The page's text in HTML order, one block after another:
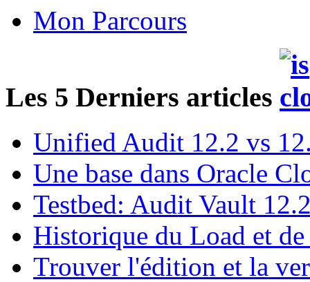
Mon Parcours
Les 5 Derniers articles
Unified Audit 12.2 vs
Une base dans Oracle
Testbed: Audit Vault
Historique du Load et
Trouver l'édition et la